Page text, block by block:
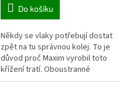
Do košíku
Někdy se vlaky potřebují dostat
zpět na tu správnou kolej. To je
důvod proč Maxim vyrobil toto
křížení tratí. Oboustranné
křížení se připojuje ke dvěma